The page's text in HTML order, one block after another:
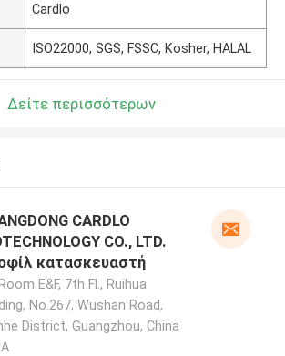
Cardlo
ISO22000, SGS, FSSC, Kosher, HALAL
Δείτε περισσότερων
CARDLO
CO., LTD.
κατασκευαστή
Room E&F, 7th Fl., Ruihua
No.267, Wushan Road,
District, Guangzhou, China